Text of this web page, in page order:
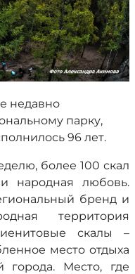
недавно
парку,
96 лет.
более 100 скал
народная любовь.
бренд и
территория
скалы –
место отдыха
города. Место, где